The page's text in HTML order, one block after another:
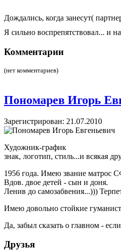
Дождались, когда занесут(
Я сильно воспрепятствовал... и
Комментарии
(нет комментариев)
Пономарев Игорь
Зарегистрирован: 21.07.2010
Художник-график
знак, логотип, стиль...и всякая
1956 года. Имею звание матрос
Вдов. двое детей - сын и доня.
Ленив до самозабвения...)))
Имею довольно стойкие
Да, забыл сказать о главном -
Друзья